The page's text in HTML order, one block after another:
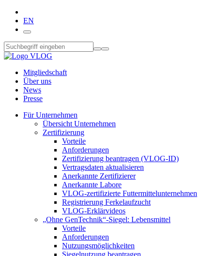
EN
Mitgliedschaft
Über uns
News
Presse
Für Unternehmen
Übersicht Unternehmen
Zertifizierung
Vorteile
Anforderungen
Zertifizierung beantragen (VLOG-ID)
Vertragsdaten aktualisieren
Anerkannte Zertifizierer
Anerkannte Labore
VLOG-zertifizierte Futtermittelunternehmen
Registrierung Ferkelaufzucht
VLOG-Erklärvideos
„Ohne GenTechnik“-Siegel: Lebensmittel
Vorteile
Anforderungen
Nutzungsmöglichkeiten
Siegelnutzung beantragen